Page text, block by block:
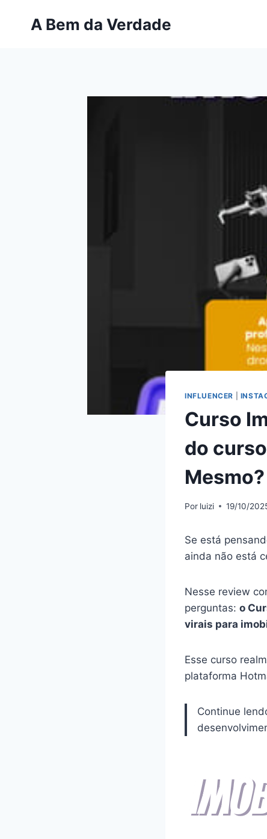
A Bem da Verdade
INFLUENCER
Curso
do
Por luizi 19/10/
Se está
ainda não está
Nesse review
perguntas: o
virais para
Esse curso
plataforma
Continue